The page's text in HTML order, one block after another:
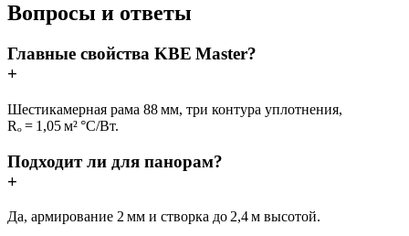
Вопросы и ответы
Главные свойства KBE Master?
+
Шестикамерная рама 88 мм, три контура уплотнения,
Rₒ = 1,05 м² °C/Вт.
Подходит ли для панорам?
+
Да, армирование 2 мм и створка до 2,4 м высотой.